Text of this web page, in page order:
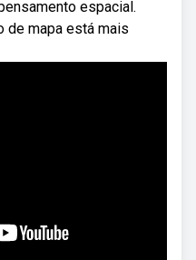
espacial.
de mapa está mais